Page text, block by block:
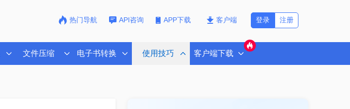
热门导航 API咨询 APP下载 客户端 注册
登录
文件压缩 电子书转换 使用技巧 客户端下载